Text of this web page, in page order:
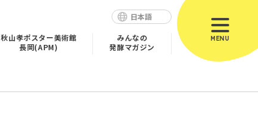
日本語
秋山孝ポスター美術館
長岡(APM)
みんなの
発酵マガジン
MENU